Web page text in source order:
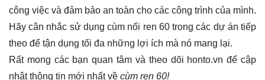
công việc và đảm bảo an toàn cho các công trình của mình.
Hãy cân nhắc sử dụng cùm nối ren 60 trong các dự án tiếp
theo để tận dụng tối đa những lợi ích mà nó mang lại.
Rất mong các bạn quan tâm và theo dõi honto.vn để cập
nhật thông tin mới nhất về cùm ren 60!